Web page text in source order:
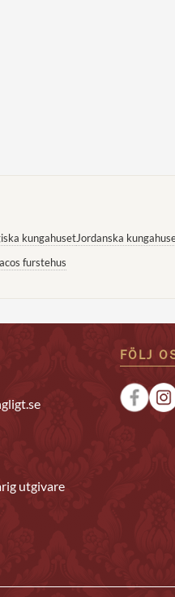
kungahusetJordanska
furstehus
utgivare
FÖLJ